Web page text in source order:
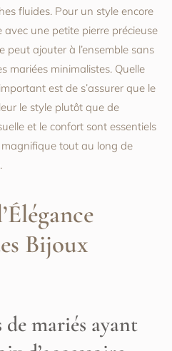
fluides. Pour un style encore
une petite pierre précieuse
ajouter à l’ensemble sans
mariées minimalistes. Quelle
est de s’assurer que le
le style plutôt que de
et le confort sont essentiels
tout au long de
Bijoux
de mariés ayant